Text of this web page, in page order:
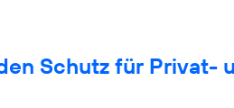
Schutz für Privat-